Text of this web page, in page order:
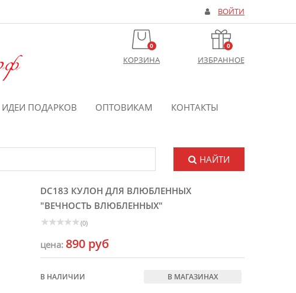
ВОЙТИ
0
КОРЗИНА
0
ИЗБРАННОЕ
ИДЕИ ПОДАРКОВ ОПТОВИКАМ КОНТАКТЫ
НАЙТИ
DC183 КУЛОН ДЛЯ ВЛЮБЛЕННЫХ
"ВЕЧНОСТЬ ВЛЮБЛЕННЫХ"
(0)
цена: 890 руб
В НАЛИЧИИ В МАГАЗИНАХ